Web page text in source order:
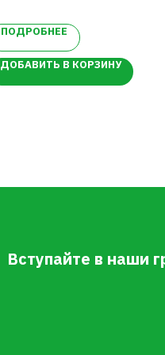
Крупноплодность
ПОДРОБНЕЕ
ДОБАВИТЬ В КОРЗИНУ
Вступайте в наши